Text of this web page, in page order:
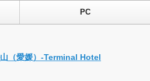
PC
（愛媛）-Terminal Hotel